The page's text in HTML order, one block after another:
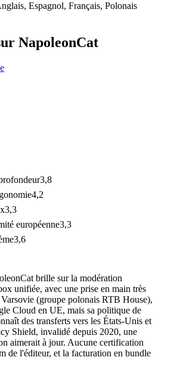
Espagnol, Français, Polonais
NapoleonCat
3,8
4,2
3,3
européenne3,3
3,6
brille sur la modération
unifiée, avec une prise en main très
(groupe polonais RTB House),
Cloud en UE, mais sa politique de
des transferts vers les États-Unis et
Shield, invalidé depuis 2020, une
aimerait à jour. Aucune certification
de l'éditeur, et la facturation en bundle